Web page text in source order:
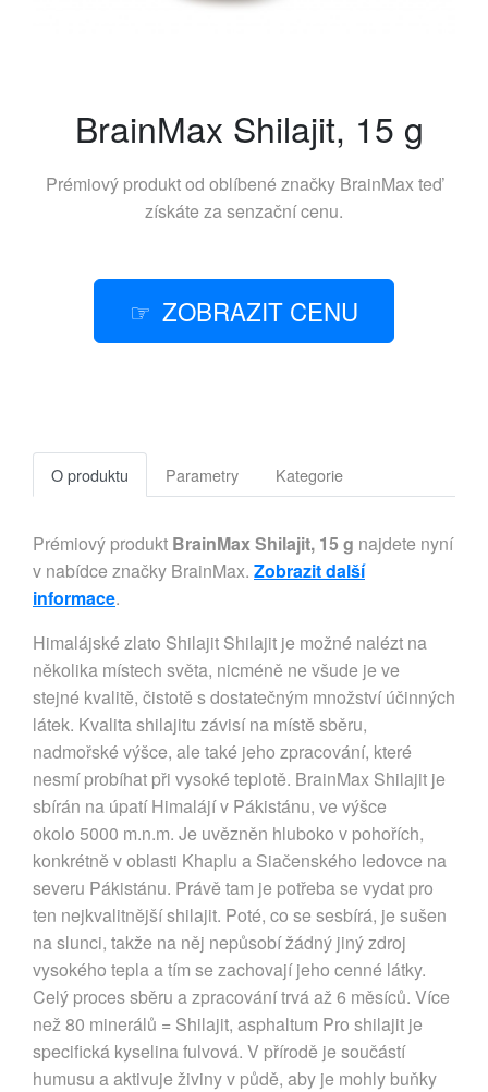
BrainMax Shilajit, 15 g
Prémiový produkt od oblíbené značky BrainMaxteď
získáte za senzační cenu.
ZOBRAZIT CENU
O produktu Parametry Kategorie
Prémiový produkt BrainMax Shilajit, 15 g najdete nyní
v nabídce značky BrainMax. Zobrazit další
informace.
Himalájské zlato Shilajit Shilajit je možné nalézt na
několika místech světa, nicméně ne všude je ve
stejné kvalitě, čistotě s dostatečným množství účinných
látek. Kvalita shilajitu závisí na místě sběru,
nadmořské výšce, ale také jeho zpracování, které
nesmí probíhat při vysoké teplotě. BrainMax Shilajit je
sbírán na úpatí Himalájí v Pákistánu, ve výšce
okolo 5000 m.n.m. Je uvězněn hluboko v pohořích,
konkrétně v oblasti Khaplu a Siačenského ledovce na
severu Pákistánu. Právě tam je potřeba se vydat pro
ten nejkvalitnější shilajit. Poté, co se sesbírá, je sušen
na slunci, takže na něj nepůsobí žádný jiný zdroj
vysokého tepla a tím se zachovají jeho cenné látky.
Celý proces sběru a zpracování trvá až 6 měsíců. Více
než 80 minerálů = Shilajit, asphaltum Pro shilajit je
specifická kyselina fulvová. V přírodě je součástí
humusu a aktivuje živiny v půdě, aby je mohly buňky